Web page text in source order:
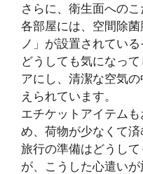
さらに、衛生面へのこ
各部屋には、空間除
ノ」が設置されている
どうしても気になっ
アにし、清潔な空気
えられています。
エチケットアイテム
め、荷物が少なくて済
旅行の準備はどうし
が、こうした心遣い